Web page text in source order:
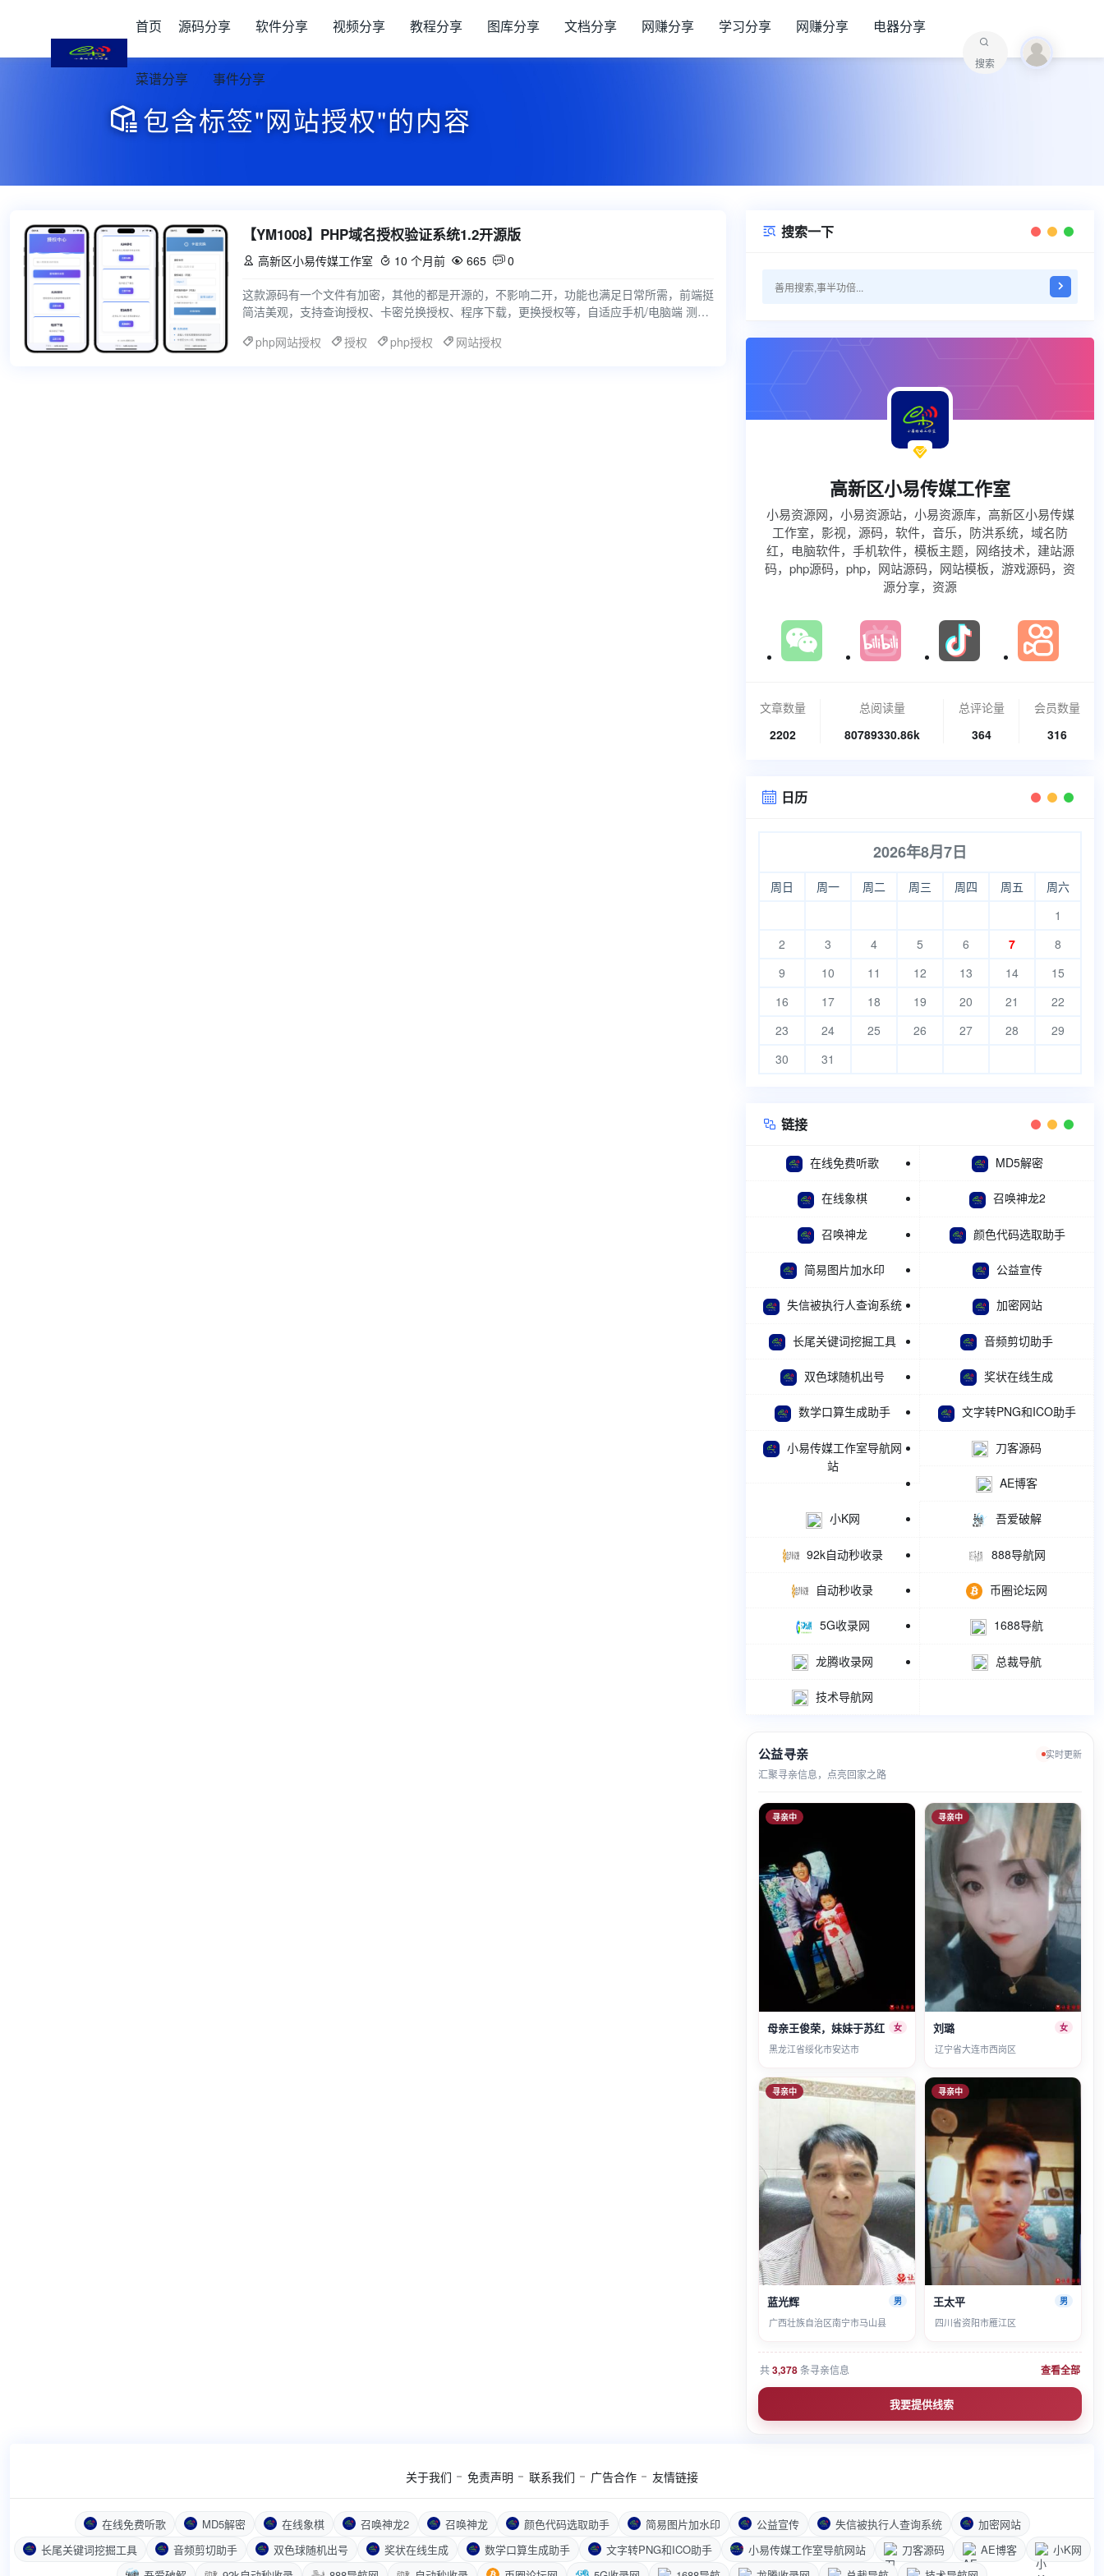
首页 源码分享 软件分享 视频分享 教程分享 图库分享 文档分享 网赚分享 学习分享 网赚分享 电器分享
菜谱分享 事件分享
搜索
包含标签"网站授权"的内容
【YM1008】PHP域名授权验证系统1.2开源版
 高新区小易传媒工作室  10 个月前  665  0
这款源码有一个文件有加密，其他的都是开源的，不影响二开，功能也满足日常所需，前端挺
简洁美观，支持查询授权、卡密兑换授权、程序下载，更换授权等，自适应手机/电脑端 测试
php网站授权
授权 php授权 网站授权
 搜索一下

高新区小易传媒工作室
小易资源网，小易资源站，小易资源库，高新区小易传媒
工作室，影视，源码，软件，音乐，防洪系统，域名防
红，电脑软件，手机软件，模板主题，网络技术，建站源
码，php源码，php，网站源码，网站模板，游戏源码，资
源分享，资源
文章数量
2202
总阅读量
80789330.86k
总评论量
364
会员数量
316
 日历
2026年8月7日
周日 周一 周二 周三 周四 周五
周六
1
2
3 4 5 6 7
8
9
10 11 12 13 14
15
16
17 18 19 20 21
22
23
24 25 26 27 28
29
30
31
 链接
在线免费听歌 MD5解密
在线象棋 召唤神龙2
召唤神龙 颜色代码选取助手
简易图片加水印 公益宣传
失信被执行人查询系统 加密网站
长尾关键词挖掘工具 音频剪切助手
双色球随机出号 奖状在线生成
数学口算生成助手 文字转PNG和ICO助手
小易传媒工作室导航网
站
刀客源码
AE博客
小K网 吾爱破解
92k自动秒收录 888导航网
自动秒收录 币圈论坛网
5G收录网 1688导航
龙腾收录网 总裁导航
技术导航网
公益寻亲 实时更新
汇聚寻亲信息，点亮回家之路
寻亲中
母亲王俊荣，妹妹于苏红 女
黑龙江省绥化市安达市
寻亲中
刘璐 女
辽宁省大连市西岗区
寻亲中
蓝光辉 男
广西壮族自治区南宁市马山县
寻亲中
王太平 男
四川省资阳市雁江区
共3,378条寻亲信息 查看全部
我要提供线索
关于我们 免责声明 联系我们 广告合作 友情链接
在线免费听歌 MD5解密 在线象棋 召唤神龙2 召唤神龙 颜色代码选取助手 简易图片加水印 公益宣传 失信被执行人查询系统
加密网站
长尾关键词挖掘工具
音频剪切助手 双色球随机出号 奖状在线生成 数学口算生成助手 文字转PNG和ICO助手 小易传媒工作室导航网站 刀客源码 AE博客
小K网